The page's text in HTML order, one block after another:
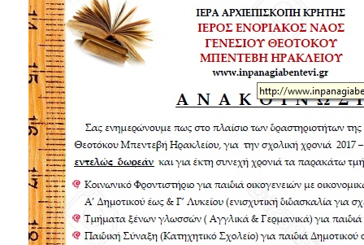
2020
2019
2018
2017
2016
2015
2012
2011